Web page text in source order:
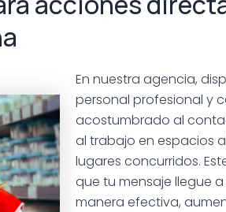
En nuestra agencia,
personal profesional y
acostumbrado al
al trabajo en espacios
lugares concurridos.
que tu mensaje llegue
manera efectiva,